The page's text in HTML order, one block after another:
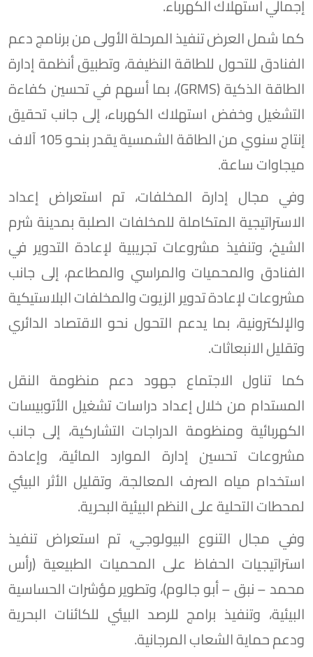
إجمالي استهلاك الكهرباء.
كما شمل العرض تنفيذ المرحلة الأولى من برنامج دعم
الفنادق للتحول للطاقة النظيفة، وتطبيق أنظمة إدارة
الطاقة الذكية (GRMS)، بما أسهم في تحسين كفاءة
التشغيل وخفض استهلاك الكهرباء، إلى جانب تحقيق
إنتاج سنوي من الطاقة الشمسية يقدر بنحو 105 آلاف
ميجاوات ساعة.
وفي مجال إدارة المخلفات، تم استعراض إعداد
الاستراتيجية المتكاملة للمخلفات الصلبة بمدينة شرم
الشيخ، وتنفيذ مشروعات تجريبية لإعادة التدوير في
الفنادق والمحميات والمراسي والمطاعم، إلى جانب
مشروعات لإعادة تدوير الزيوت والمخلفات البلاستيكية
والإلكترونية، بما يدعم التحول نحو الاقتصاد الدائري
وتقليل الانبعاثات.
كما تناول الاجتماع جهود دعم منظومة النقل
المستدام من خلال إعداد دراسات تشغيل الأتوبيسات
الكهربائية ومنظومة الدراجات التشاركية، إلى جانب
مشروعات تحسين إدارة الموارد المائية، وإعادة
استخدام مياه الصرف المعالجة، وتقليل الأثر البيئي
لمحطات التحلية على النظم البيئية البحرية.
وفي مجال التنوع البيولوجي، تم استعراض تنفيذ
استراتيجيات الحفاظ على المحميات الطبيعية (رأس
محمد – نبق – أبو جالوم)، وتطوير مؤشرات الحساسية
البيئية، وتنفيذ برامج للرصد البيئي للكائنات البحرية
ودعم حماية الشعاب المرجانية.